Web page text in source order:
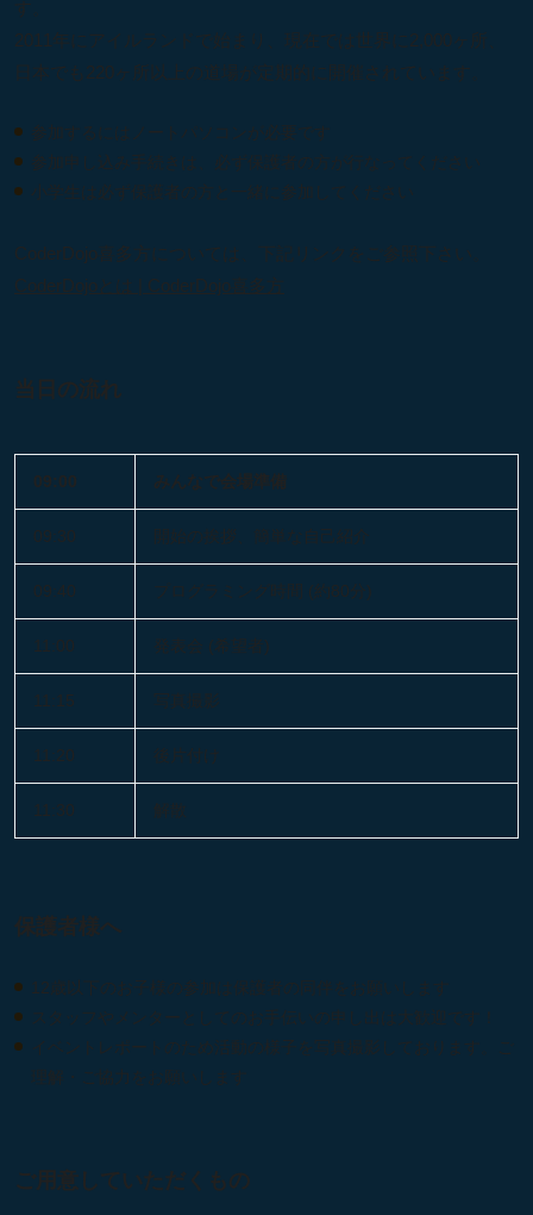
2011年にアイルランドで始まり、現在では世界に2,000ヶ所、
日本でも220ヶ所以上の道場が定期的に開催されています。
参加申し込み手続きは、必ず保護者の方が行なってください
小学生は必ず保護者の方と一緒に参加してください
CoderDojo喜多方については、下記リンクをご参照下さい。
CoderDojoとは | CoderDojo喜多方
当日の流れ
09:00 みんなで会場準備
09:30
09:40 プログラミング時間 (約80分)
11:00
11:20
11:30
保護者様へ
12歳以下のお子様の参加は保護者の同伴をお願いします
ご用意していただくもの